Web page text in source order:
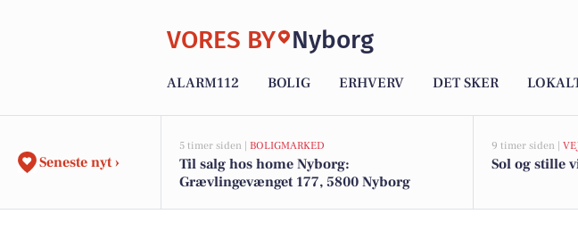
VORES BY Nyborg
ALARM112 BOLIG ERHVERV DET SKER
Seneste nyt ›
5 timer siden | BOLIGMARKED
Til salg hos home Nyborg:
Grævlingevænget 177, 5800 Nyborg
9 timer siden |
Sol og stille